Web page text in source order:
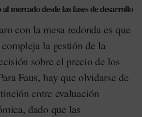
mercado desde las fases de desarrollo
con la mesa redonda es que
la gestión de la
sobre el precio de los
Faus, hay que olvidarse de
entre evaluación
dado que las